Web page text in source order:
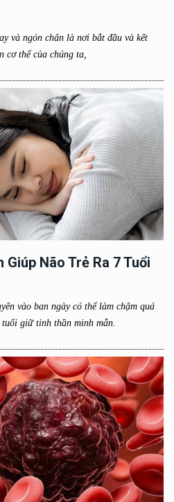
và ngón chân là nơi bắt đầu và kết
cơ thể của chúng ta,
Não Trẻ Ra 7 Tuổi
vào ban ngày có thể làm chậm quá
giữ tinh thần minh mẫn.